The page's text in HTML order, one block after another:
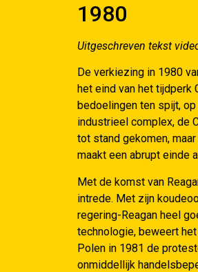
1980
Uitgeschreven tekst
De verkiezing in 1980
het eind van het tijdperk
bedoelingen ten spijt,
industrieel complex, de
tot stand gekomen,
maakt een abrupt einde
Met de komst van
intrede. Met zijn
regering-Reagan heel
technologie, beweert
Polen in 1981 de
onmiddellijk